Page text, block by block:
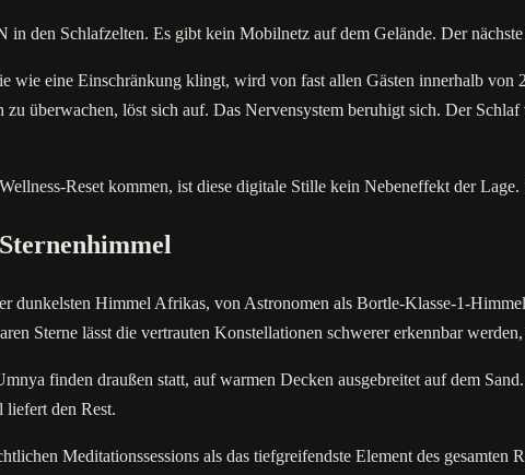
den Schlafzelten. Es gibt kein Mobilnetz auf dem Gelände. Der
wie eine Einschränkung klingt, wird von fast allen Gästen innerhalb
überwachen, löst sich auf. Das Nervensystem beruhigt sich. Der
Reset kommen, ist diese digitale Stille kein Nebeneffekt der
dunkelsten Himmel Afrikas, von Astronomen als Bortle-Klasse-1-
Sterne lässt die vertrauten Konstellationen schwerer erkennbar
finden draußen statt, auf warmen Decken ausgebreitet auf dem
den Rest.
Meditationssessions als das tiefgreifendste Element des